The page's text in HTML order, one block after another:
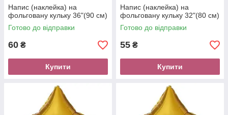
Напис (наклейка) на
фольговану кульку 36"(90 см)
Готово до відправки
60 ₴
Купити
Напис (наклейка) на
фольговану кульку 32"(80 см)
Готово до відправки
55 ₴
Купити